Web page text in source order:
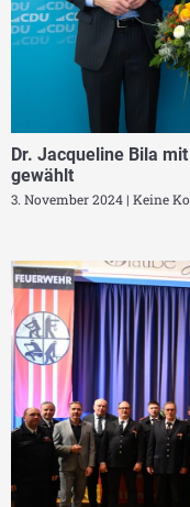
Dr. Jacqueline Bila
gewählt
3. November 2024 Keine